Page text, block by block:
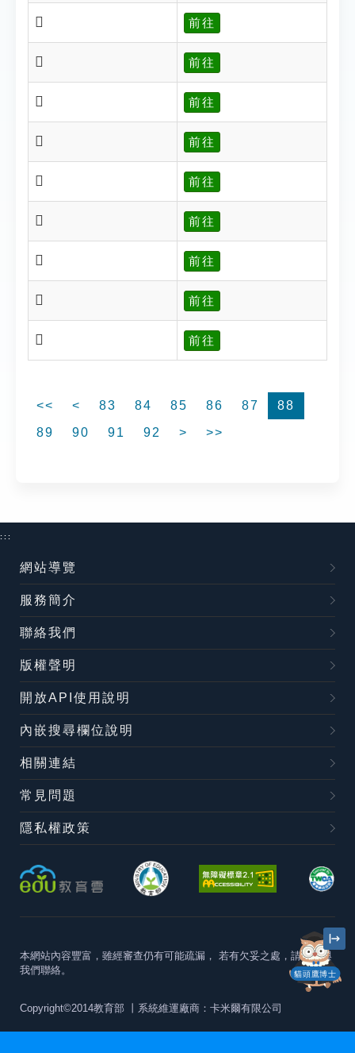
𨫽 前往
𨬃 前往
𨬄 前往
𨬄 前往
𨬍 前往
𨬎 前往
𨬏 前往
𨬐 前往
𨬑 前往
<< < 83 84 85 86 87
88
89
90 91 92 > >>
貓頭鷹博士
:::
網站導覽
服務簡介
聯絡我們
版權聲明
開放API使用說明
內嵌搜尋欄位說明
相關連結
常見問題
隱私權政策
本網站內容豐富，雖經審查仍有可能疏漏， 若有欠妥之處，請隨時與
我們聯絡。
Copyright©2014教育部 丨系統維運廠商：卡米爾有限公司